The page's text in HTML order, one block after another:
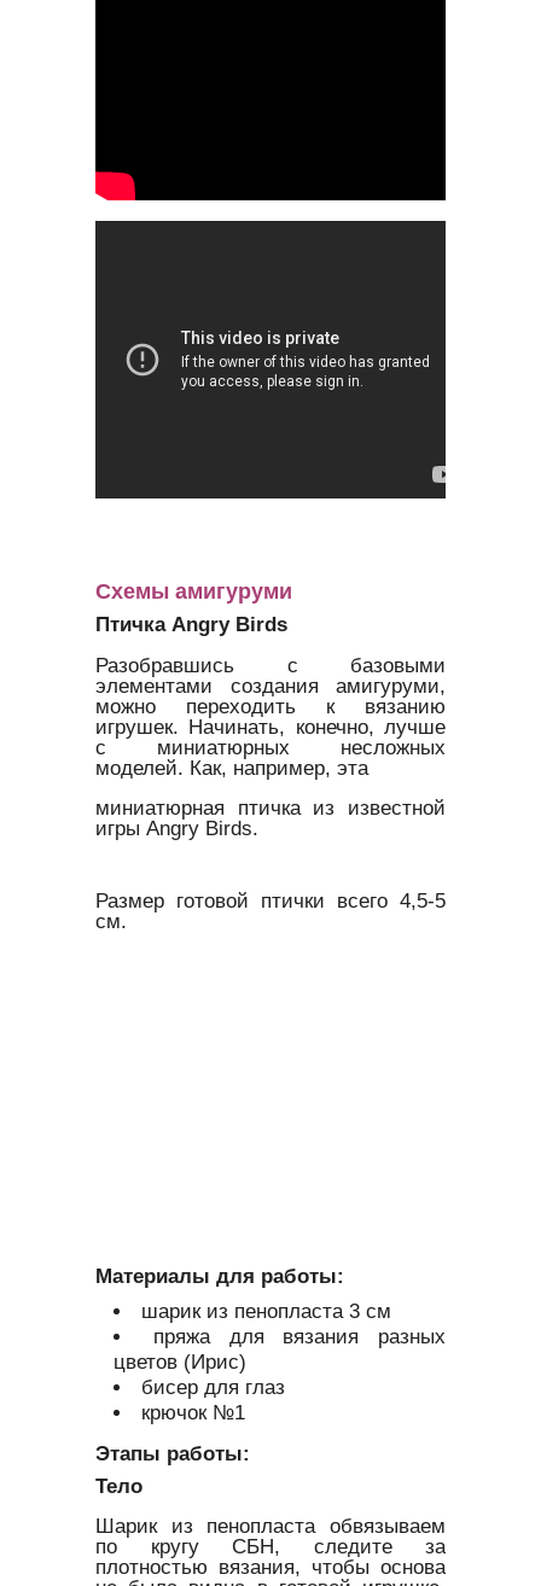
Схемы амигуруми
Птичка Angry Birds
Разобравшись с базовыми
элементами создания амигуруми,
можно переходить к вязанию
игрушек. Начинать, конечно, лучше
с миниатюрных несложных
моделей. Как, например, эта
миниатюрная птичка из известной
игры Angry Birds.
Размер готовой птички всего 4,5-5
см.
Материалы для работы:
шарик из пенопласта 3 см
пряжа для вязания разных
цветов (Ирис)
бисер для глаз
крючок №1
Этапы работы:
Тело
Шарик из пенопласта обвязываем
по кругу СБН, следите за
плотностью вязания, чтобы основа